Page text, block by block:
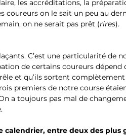
les accréditations, la
coureurs on le sait un peu au
on ne serait pas prêt (rires).
C’est une particularité de
de certains coureurs dépend
et qu’ils sortent
premiers de notre course
a toujours pas mal de
calendrier, entre deux des plus